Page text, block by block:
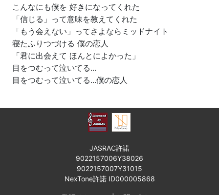
こんなにも僕を 好きになってくれた
「信じる」って意味を教えてくれた
「もう会えない」ってさよならミッドナイト
寝たふりつづける 僕の恋人
「君に出会えて ほんとによかった」
目をつむって泣いてる...
目をつむって泣いてる...僕の恋人
JASRAC許諾
9022157006Y38026
9022157007Y31015
NexTone許諾 ID000005868